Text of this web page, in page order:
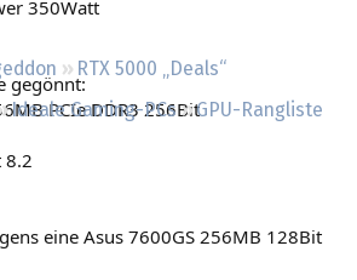
RTX 5000 „Deals“
Ideale Gaming-PCs
GPU-Rangliste
350Watt
gegönnt:
PCIe DDR3 256Bit
8.2
eine Asus 7600GS 256MB 128Bit